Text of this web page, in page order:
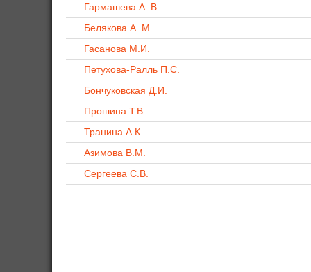
Гармашева А. В.
Белякова А. М.
Гасанова М.И.
Петухова-Ралль П.С.
Бончуковская Д.И.
Прошина Т.В.
Транина А.К.
Азимова В.М.
Сергеева С.В.